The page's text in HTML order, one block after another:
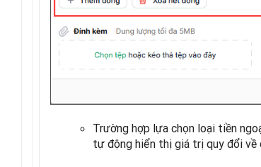
Trường hợp lựa chọn loại tiền
tự động hiển thị giá trị quy đổi về